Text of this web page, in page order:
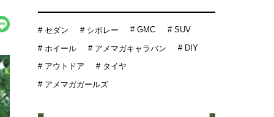
# セダン # シボレー # GMC # SUV
# ホイール # アメマガキャラバン # DIY
# アウトドア
# タイヤ
# アメマガガールズ